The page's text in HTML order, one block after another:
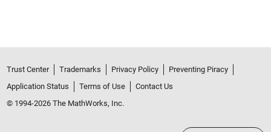
Trust Center Trademarks Privacy Policy
Preventing Piracy
Application Status
Terms of Use
Contact Us
© 1994-2026 The MathWorks, Inc.